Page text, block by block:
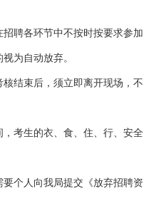
招聘各环节中不按时按要求参加
为自动放弃。
核结束后，须立即离开现场，不
，考生的衣、食、住、行、安全
要个人向我局提交《放弃招聘资